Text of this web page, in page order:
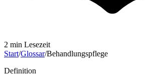
2 min Lesezeit
Start/Glossar/Behandlungspflege
Definition